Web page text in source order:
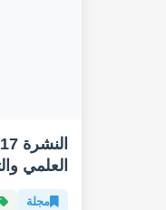
العلمي
مجلة